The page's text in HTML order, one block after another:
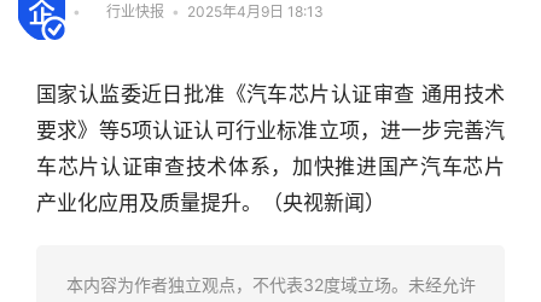
• 行业快报 • 2025年4月9日 18:13
国家认监委近日批准《汽车芯片认证审查 通用技术
要求》等5项认证认可行业标准立项，进一步完善汽
车芯片认证审查技术体系，加快推进国产汽车芯片
产业化应用及质量提升。（央视新闻）
本内容为作者独立观点，不代表32度域立场。未经允许